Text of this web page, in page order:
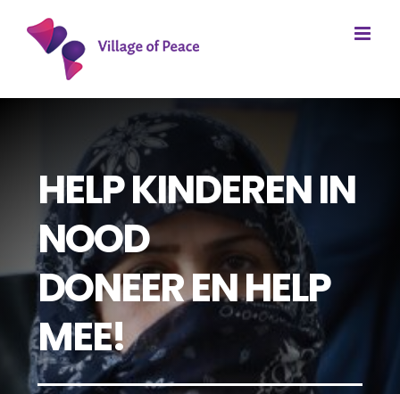
HELP KINDEREN IN
NOOD
DONEER EN HELP
MEE!